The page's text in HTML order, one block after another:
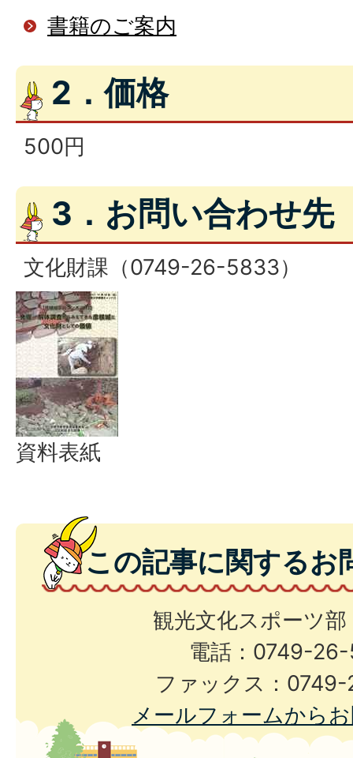
書籍のご案内
2．価格
500円
3．お問い合わせ先
文化財課（0749-26-5833）
資料表紙
この記事に関するお
観光文化スポーツ部
電話：0749-
ファックス：
メールフォームから